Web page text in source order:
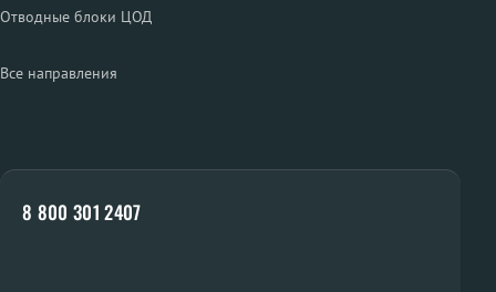
Отводные блоки ЦОД
Все направления
8 800 301 2407